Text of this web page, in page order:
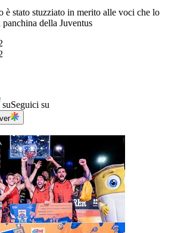
è stato stuzziato in merito alle voci che lo
della Juventus
suSeguici su